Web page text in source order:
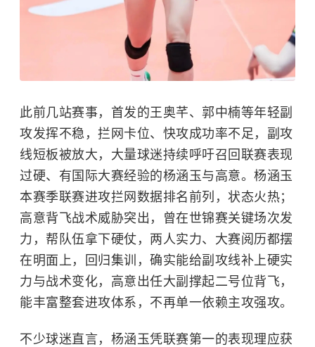
此前几站赛事，首发的王奥芊、郭中楠等年轻副
攻发挥不稳，拦网卡位、快攻成功率不足，副攻
线短板被放大，大量球迷持续呼吁召回联赛表现
过硬、有国际大赛经验的杨涵玉与高意。杨涵玉
本赛季联赛进攻拦网数据排名前列，状态火热；
高意背飞战术威胁突出，曾在世锦赛关键场次发
力，帮队伍拿下硬仗，两人实力、大赛阅历都摆
在明面上，回归集训，确实能给副攻线补上硬实
力与战术变化，高意出任大副撑起二号位背飞，
能丰富整套进攻体系，不再单一依赖主攻强攻。
不少球迷直言，杨涵玉凭联赛第一的表现理应获